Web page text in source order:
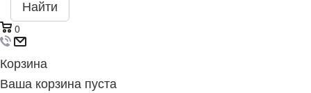
Найти
0
Корзина
Ваша корзина пуста